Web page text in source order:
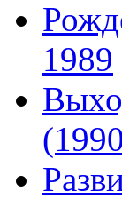
1989